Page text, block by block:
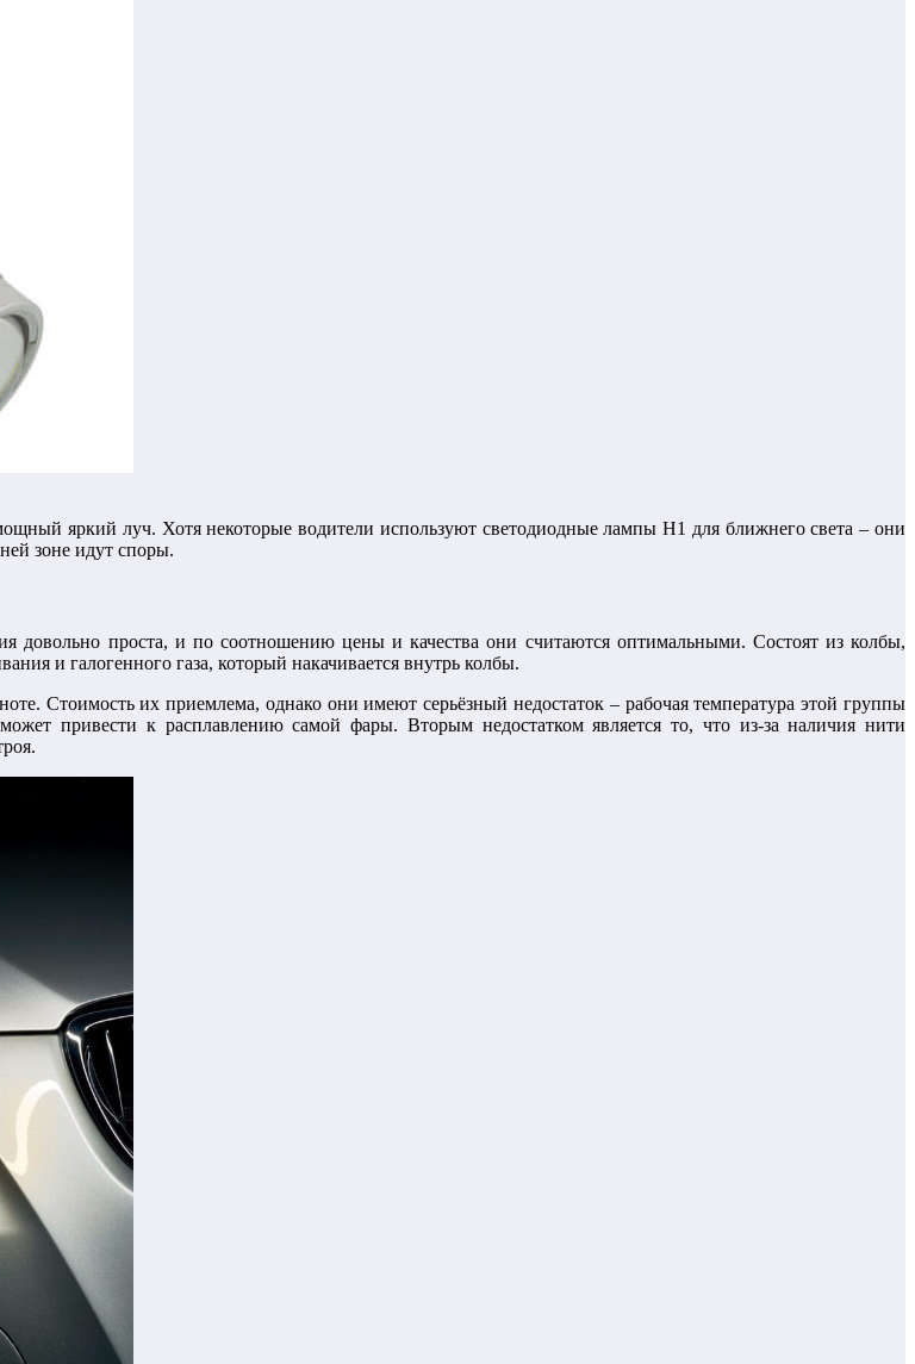
яркий луч. Хотя некоторые водители используют светодиодные лампы H1 для ближнего света – они
зоне идут споры.
довольно проста, и по соотношению цены и качества они считаются оптимальными. Состоят из колбы,
и галогенного газа, который накачивается внутрь колбы.
Стоимость их приемлема, однако они имеют серьёзный недостаток – рабочая температура этой группы
привести к расплавлению самой фары. Вторым недостатком является то, что из-за наличия нити